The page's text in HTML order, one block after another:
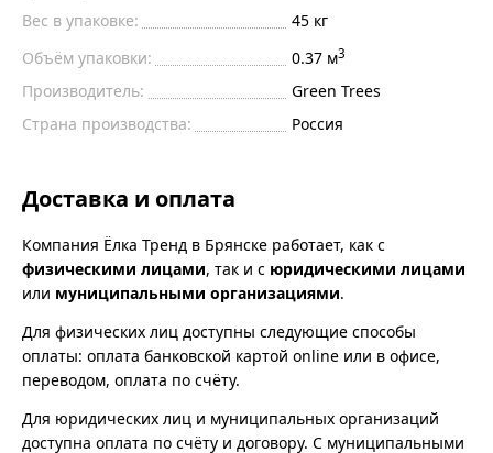
Вес в упаковке:
45 кг
Объём упаковки:
0.37 м3
Производитель:
Green Trees
Страна производства:
Россия
Доставка и оплата
Компания Ёлка Тренд в Брянске работает, как с
физическими лицами, так и с юридическими лицами
или муниципальными организациями.
Для физических лиц доступны следующие способы
оплаты: оплата банковской картой online или в офисе,
переводом, оплата по счёту.
Для юридических лиц и муниципальных организаций
доступна оплата по счёту и договору. С муниципальными